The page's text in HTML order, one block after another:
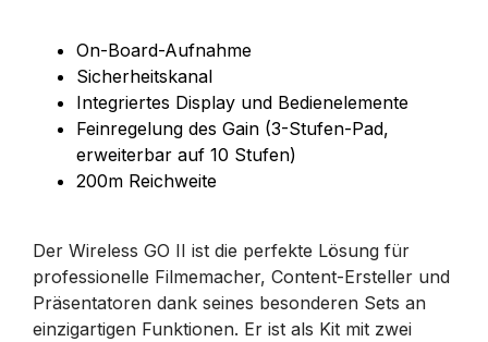
On-Board-Aufnahme
Sicherheitskanal
Integriertes Display und Bedienelemente
Feinregelung des Gain (3-Stufen-Pad,
erweiterbar auf 10 Stufen)
200m Reichweite
Der Wireless GO II ist die perfekte Lösung für
professionelle Filmemacher, Content-Ersteller und
Präsentatoren dank seines besonderen Sets an
einzigartigen Funktionen. Er ist als Kit mit zwei